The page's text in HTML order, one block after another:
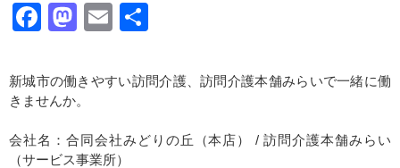
Facebook
Mastodon
Email
新城市の働きやすい訪問介護、訪問介護本舗みらいで一緒に働
きませんか。
会社名：合同会社みどりの丘（本店） / 訪問介護本舗みらい
（サービス事業所）